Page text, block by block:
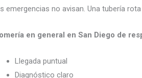
emergencias no avisan. Una tubería
en general en San Diego de
Llegada puntual
Diagnóstico claro